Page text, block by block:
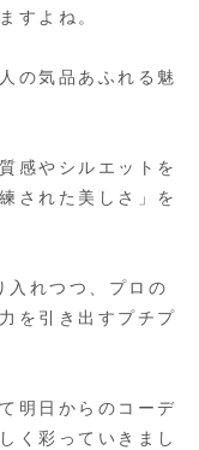
すよね。
の気品あふれる魅
感やシルエットを
された美しさ」を
れつつ、プロの
を引き出すプチプ
明日からのコーデ
く彩っていきまし